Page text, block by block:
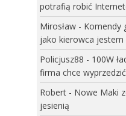
potrafią robić
Mirosław- Komendy
jako kierowca jestem
Policjusz88 - 100W
firma chce
Robert- Nowe Maki
jesienią